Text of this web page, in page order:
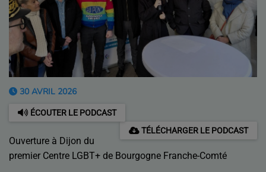
30 AVRIL 2026
ÉCOUTER LE PODCAST
TÉLÉCHARGER LE PODCAST
Ouverture à Dijon du
premier Centre LGBT+ de Bourgogne Franche-Comté